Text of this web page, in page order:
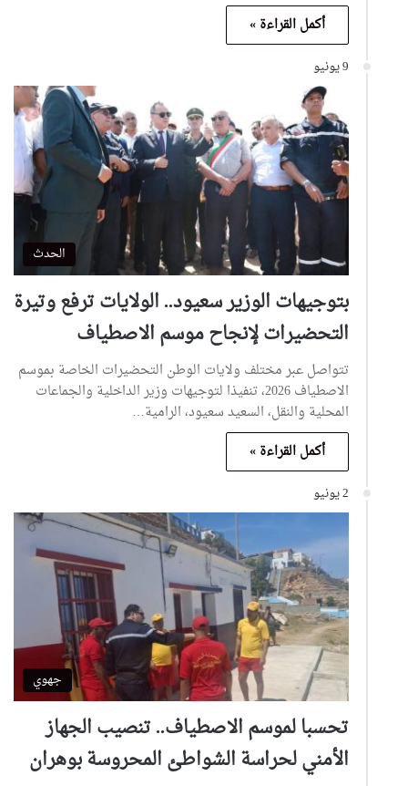
أكمل القراءة »
9 يونيو
الحدث
بتوجيهات الوزير سعيود.. الولايات ترفع وتيرة
التحضيرات لإنجاح موسم الاصطياف
تتواصل عبر مختلف ولايات الوطن التحضيرات الخاصة بموسم
الاصطياف 2026، تنفيذا لتوجيهات وزير الداخلية والجماعات
المحلية والنقل، السعيد سعيود، الرامية…
أكمل القراءة »
2 يونيو
جهوي
تحسبا لموسم الاصطياف.. تنصيب الجهاز
الأمني لحراسة الشواطئ المحروسة بوهران